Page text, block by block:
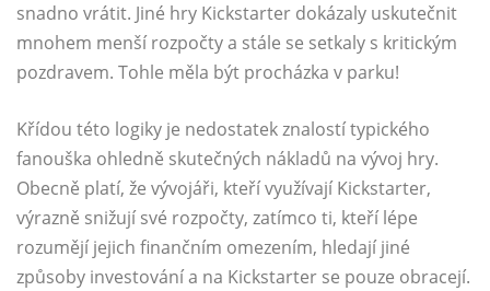
snadno vrátit. Jiné hry Kickstarter dokázaly uskutečnit
mnohem menší rozpočty a stále se setkaly s kritickým
pozdravem. Tohle měla být procházka v parku!
Křídou této logiky je nedostatek znalostí typického
fanouška ohledně skutečných nákladů na vývoj hry.
Obecně platí, že vývojáři, kteří využívají Kickstarter,
výrazně snižují své rozpočty, zatímco ti, kteří lépe
rozumějí jejich finančním omezením, hledají jiné
způsoby investování a na Kickstarter se pouze obracejí.